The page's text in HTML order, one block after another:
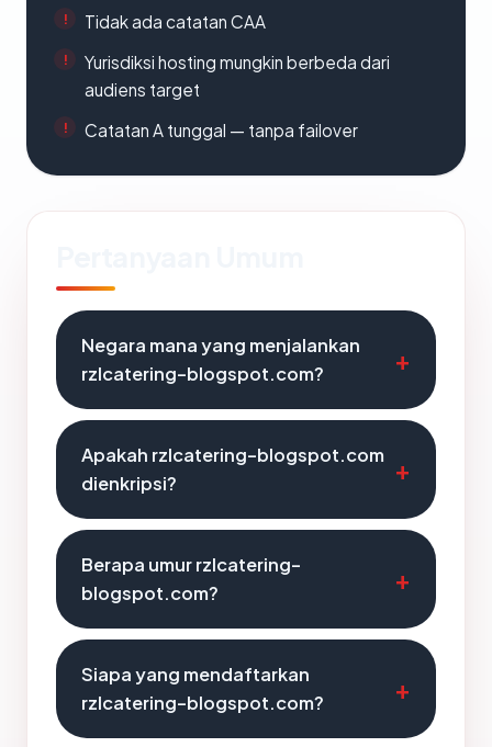
Tidak ada catatan CAA
Yurisdiksi hosting mungkin berbeda dari
audiens target
Catatan A tunggal — tanpa failover
Negara mana yang menjalankan
rzlcatering-blogspot.com?
Apakah rzlcatering-blogspot.com
dienkripsi?
Berapa umur rzlcatering-
blogspot.com?
Siapa yang mendaftarkan
rzlcatering-blogspot.com?